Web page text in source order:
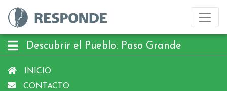
Descubrir el Pueblo: Paso Grande
INICIO
CONTACTO